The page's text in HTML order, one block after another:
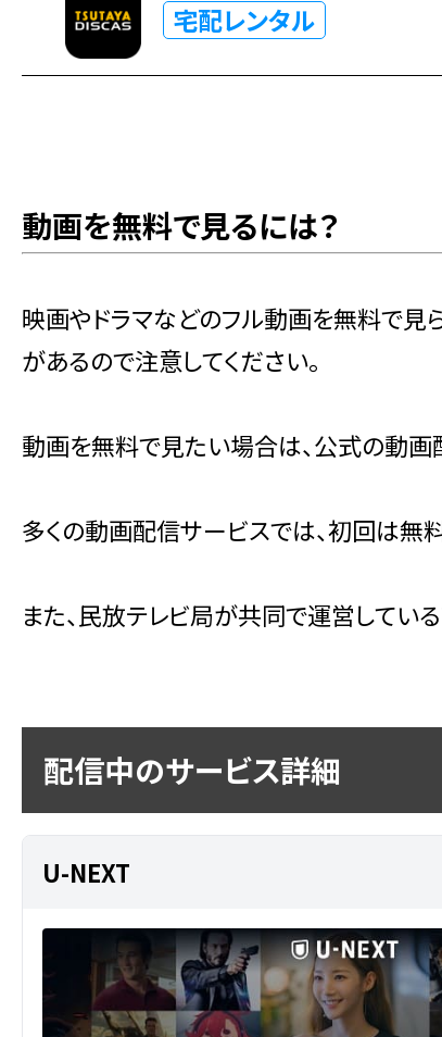
宅配レンタル
動画を無料で見るには？
映画やドラマなどのフル動画を無料で見
があるので注意してください。
動画を無料で見たい場合は、公式の動画
多くの動画配信サービスでは、初回は無
また、民放テレビ局が共同で運営して
配信中のサービス詳細
U-NEXT